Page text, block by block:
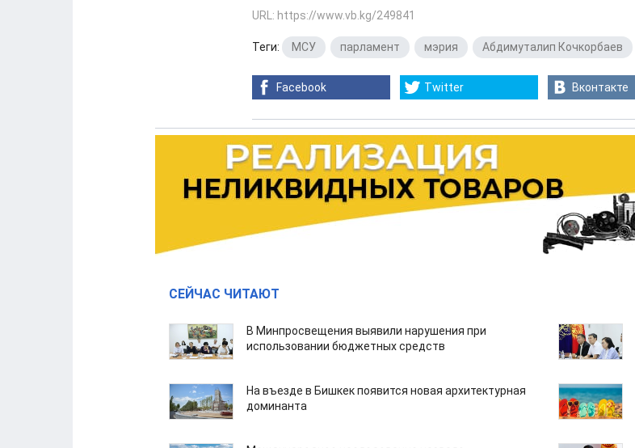
URL: https://www.vb.kg/249841
Теги: МСУ парламент мэрия Абдимуталип Кочкорбаев
Facebook Twitter Вконтакте
СЕЙЧАС ЧИТАЮТ
В Минпросвещения выявили нарушения при
использовании бюджетных средств
На въезде в Бишкек появится новая архитектурная
доминанта